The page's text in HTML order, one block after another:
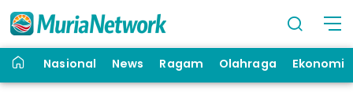
Nasional News Ragam Olahraga Ekonomi